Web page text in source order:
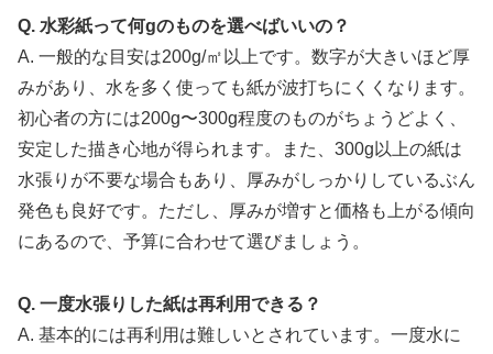
Q. 水彩紙って何gのものを選べばいいの？
A. 一般的な目安は200g/㎡以上です。数字が大きいほど厚
みがあり、水を多く使っても紙が波打ちにくくなります。
初心者の方には200g〜300g程度のものがちょうどよく、
安定した描き心地が得られます。また、300g以上の紙は
水張りが不要な場合もあり、厚みがしっかりしているぶん
発色も良好です。ただし、厚みが増すと価格も上がる傾向
にあるので、予算に合わせて選びましょう。
Q. 一度水張りした紙は再利用できる？
A. 基本的には再利用は難しいとされています。一度水に